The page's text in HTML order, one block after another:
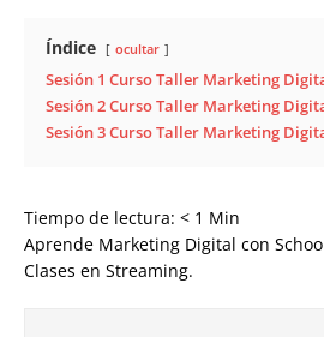
Índice ocultar
Sesión 1 Curso Taller Marketing
Sesión 2 Curso Taller Marketing
Sesión 3 Curso Taller Marketing
Tiempo de lectura: < 1 Min
Aprende Marketing Digital con
Clases en Streaming.